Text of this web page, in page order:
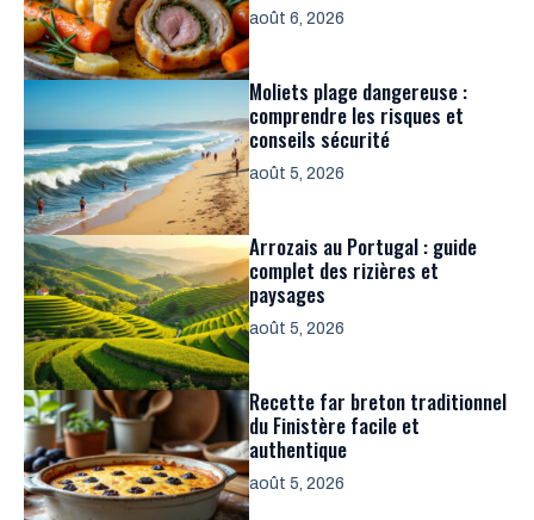
août 6, 2026
Moliets plage dangereuse :
comprendre les risques et
conseils sécurité
août 5, 2026
Arrozais au Portugal : guide
complet des rizières et
paysages
août 5, 2026
Recette far breton traditionnel
du Finistère facile et
authentique
août 5, 2026